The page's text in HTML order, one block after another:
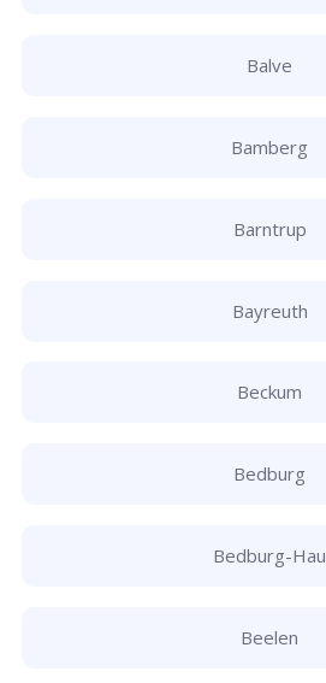
Balve
Bamberg
Barntrup
Bayreuth
Beckum
Bedburg
Bedburg-Hau
Beelen